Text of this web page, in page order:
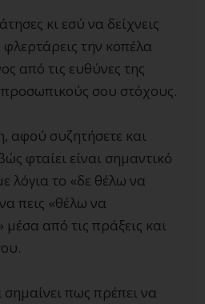
κι εσύ να δείχνεις
την κοπέλα
από τις ευθύνες της
προσωπικούς σου στόχους.
αφού συζητήσετε και
φταίει είναι σημαντικό
λόγια το «δε θέλω να
πεις «θέλω να
μέσα από τις πράξεις και
σημαίνει πως πρέπει να